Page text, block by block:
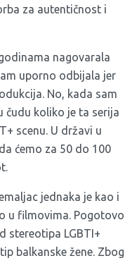
za autentičnost i
nagovarala
uporno odbijala jer
No, kada sam
čudu koliko je ta serija
scenu. U državi u
ćemo za 50 do 100
jednaka je kao i
u filmovima. Pogotovo
stereotipa LGBTI+
balkanske žene. Zbog